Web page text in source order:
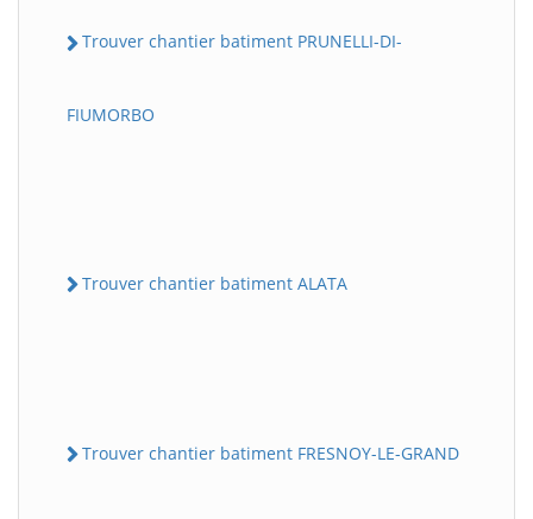
Trouver chantier batiment PRUNELLI-DI-
FIUMORBO
Trouver chantier batiment ALATA
Trouver chantier batiment FRESNOY-LE-GRAND